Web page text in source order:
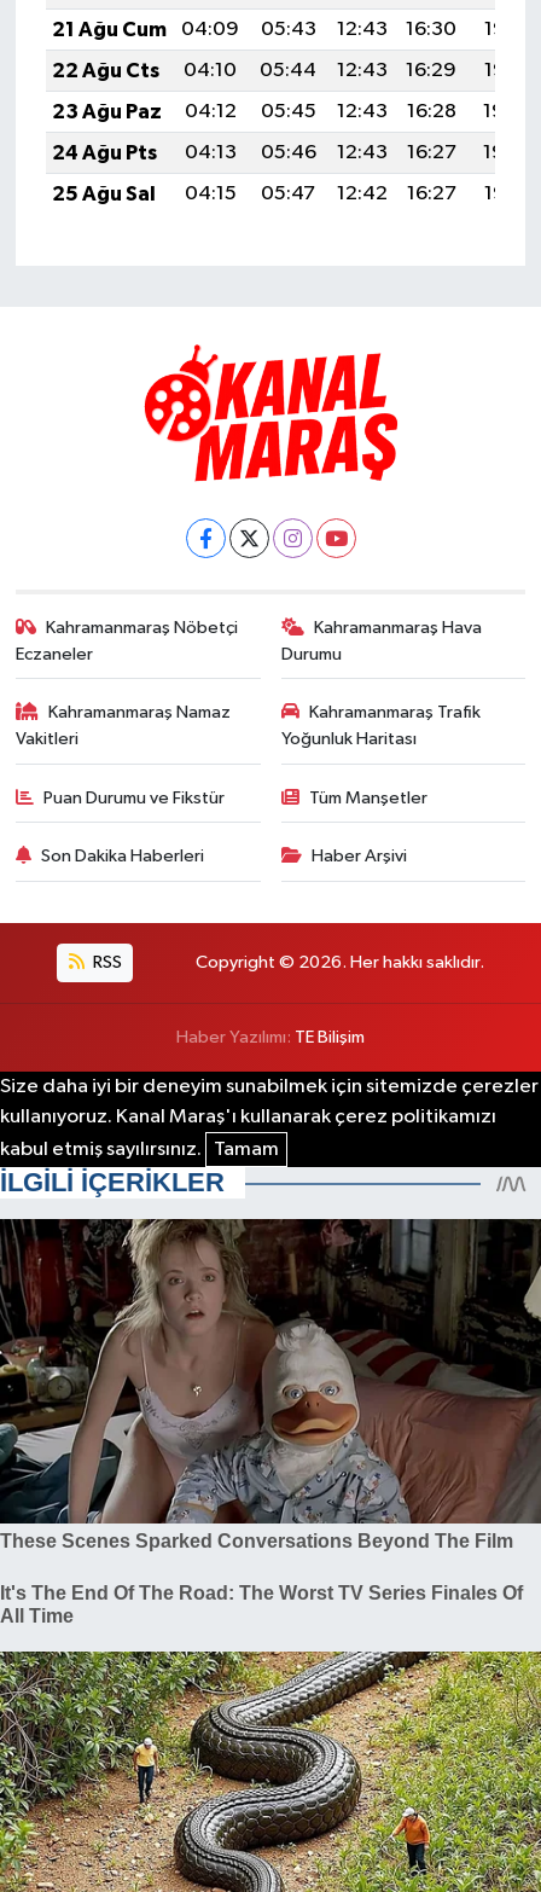
21 Ağu Cum 04:09 05:43 12:43 16:30
19:33
22 Ağu Cts
04:10 05:44 12:43 16:29
19:32
23 Ağu Paz
04:12 05:45 12:43 16:28
19:30
24 Ağu Pts
04:13 05:46 12:43 16:27
19:29
25 Ağu Sal
04:15 05:47 12:42 16:27 19:27
Kahramanmaraş Nöbetçi
Eczaneler
Kahramanmaraş Hava
Durumu
Kahramanmaraş Namaz
Vakitleri
Kahramanmaraş Trafik
Yoğunluk Haritası
Puan Durumu ve Fikstür Tüm Manşetler
Son Dakika Haberleri Haber Arşivi
RSS Copyright © 2026. Her hakkı saklıdır.
Haber Yazılımı: TE Bilişim
Size daha iyi bir deneyim sunabilmek için sitemizde çerezler
kullanıyoruz. Kanal Maraş'ı kullanarak çerez politikamızı
kabul etmiş sayılırsınız.
Tamam